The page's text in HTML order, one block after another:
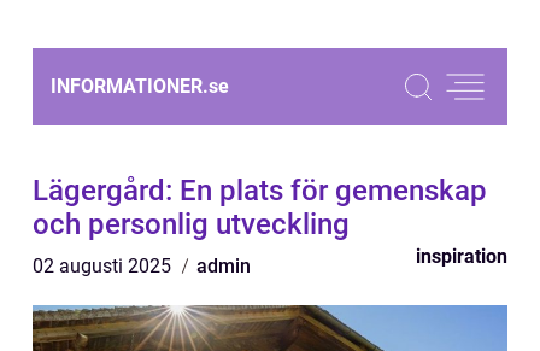
INFORMATIONER.se
Lägergård: En plats för gemenskap
och personlig utveckling
02 augusti 2025 admin inspiration